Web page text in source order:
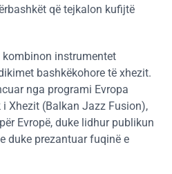
që tejkalon kufijtë
instrumentet
bashkëkohore të xhezit.
nga programi Evropa
Xhezit (Balkan Jazz Fusion),
Evropë, duke lidhur publikun
duke prezantuar fuqinë e